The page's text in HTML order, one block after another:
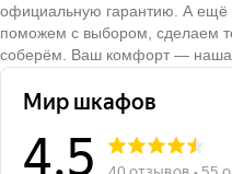
официальную гарантию. А ещё
поможем с выбором, сделаем
соберём. Ваш комфорт — наша